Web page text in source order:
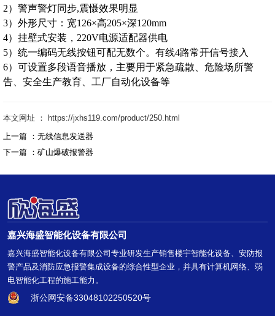
2）警声警灯同步,震慑效果明显
3）外形尺寸：宽126×高205×深120mm
4）挂壁式安装，220V电源适配器供电
5）统一编码无线按钮可配无数个。有线4路常开信号接入
6）可设置多段语音播放，主要用于紧急疏散、危险场所警
告、安全生产教育、工厂自动化设备等
本文网址 ： https://jxhs119.com/product/250.html
上一篇 ： 无线信息发送器
下一篇 ： 矿山爆破报警器
嘉兴海盛智能化设备有限公司
嘉兴海盛智能化设备有限公司专业研发生产销售楼宇智能化设备、安防报
警产品及消防应急报警集成设备的综合性型企业，并具有计算机网络、弱
电智能化工程的施工能力。
浙公网安备33048102250520号